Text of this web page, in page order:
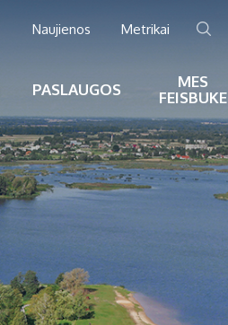
Naujienos Metrikai
PASLAUGOS
MES
FEISBUKE